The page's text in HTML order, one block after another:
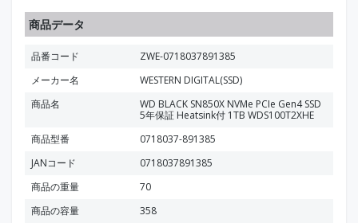
商品データ
品番コード
ZWE-0718037891385
メーカー名
WESTERN DIGITAL(SSD)
商品名
WD BLACK SN850X NVMe PCIe Gen4 SSD
5年保証 Heatsink付 1TB WDS100T2XHE
商品型番
0718037-891385
JANコード
0718037891385
商品の重量
70
商品の容量
358